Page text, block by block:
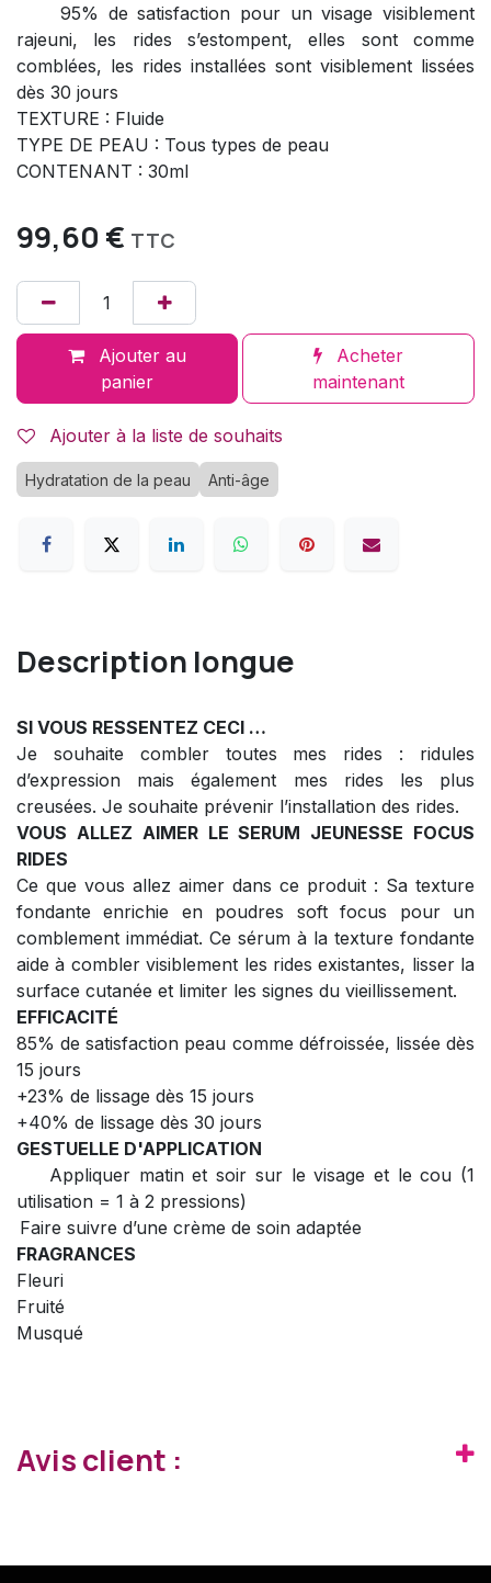
95% de satisfaction pour un visage visiblement
rajeuni, les rides s’estompent, elles sont comme
comblées, les rides installées sont visiblement lissées
dès 30 jours
TEXTURE : Fluide
TYPE DE PEAU : Tous types de peau
CONTENANT : 30ml
99,60 € TTC
Ajouter au
panier
Acheter
maintenant
Ajouter à la liste de souhaits
Hydratation de la peau Anti-âge
Description longue
SI VOUS RESSENTEZ CECI …
Je souhaite combler toutes mes rides : ridules
d’expression mais également mes rides les plus
creusées. Je souhaite prévenir l’installation des rides.
VOUS ALLEZ AIMER LE SERUM JEUNESSE FOCUS
RIDES
Ce que vous allez aimer dans ce produit : Sa texture
fondante enrichie en poudres soft focus pour un
comblement immédiat. Ce sérum à la texture fondante
aide à combler visiblement les rides existantes, lisser la
surface cutanée et limiter les signes du vieillissement.
EFFICACITÉ
85% de satisfaction peau comme défroissée, lissée dès
15 jours
+23% de lissage dès 15 jours
+40% de lissage dès 30 jours
GESTUELLE D'APPLICATION
Appliquer matin et soir sur le visage et le cou (1
utilisation = 1 à 2 pressions)
Faire suivre d’une crème de soin adaptée
FRAGRANCES
Fleuri
Fruité
Musqué
Avis client :